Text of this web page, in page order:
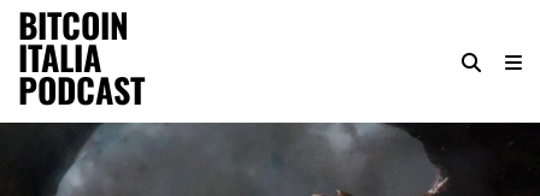
BITCOIN
ITALIA
PODCAST